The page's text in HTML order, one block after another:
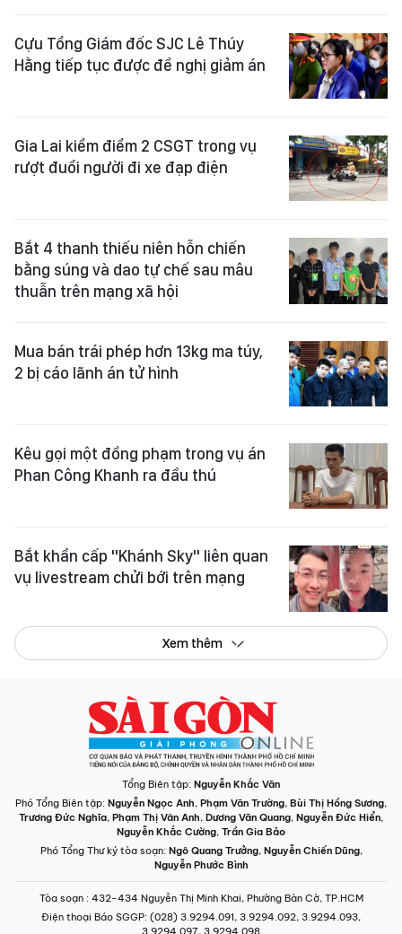
Cựu Tổng Giám đốc SJC Lê Thúy
Hằng tiếp tục được đề nghị giảm án
Gia Lai kiểm điểm 2 CSGT trong vụ
rượt đuổi người đi xe đạp điện
Bắt 4 thanh thiếu niên hỗn chiến
bằng súng và dao tự chế sau mâu
thuẫn trên mạng xã hội
Mua bán trái phép hơn 13kg ma túy,
2 bị cáo lãnh án tử hình
Kêu gọi một đồng phạm trong vụ án
Phan Công Khanh ra đầu thú
Bắt khẩn cấp "Khánh Sky" liên quan
vụ livestream chửi bới trên mạng
Xem thêm
Tổng Biên tập: Nguyễn Khắc Văn
Phó Tổng Biên tập: Nguyễn Ngọc Anh, Phạm Văn Trường, Bùi Thị Hồng Sương,
Trương Đức Nghĩa, Phạm Thị Vân Anh, Dương Văn Quang, Nguyễn Đức Hiển,
Nguyễn Khắc Cường, Trần Gia Bảo
Phó Tổng Thư ký tòa soạn: Ngô Quang Trưởng, Nguyễn Chiến Dũng,
Nguyễn Phước Bình
Tòa soạn : 432-434 Nguyễn Thị Minh Khai, Phường Bàn Cờ, TP.HCM
Điện thoại Báo SGGP: (028) 3.9294.091, 3.9294.092, 3.9294.093,
3.9294.097, 3.9294.098